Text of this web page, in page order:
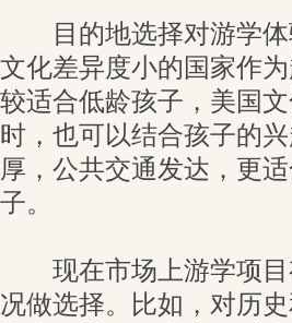
目的地选择对游学体
文化差异度小的国家作
较适合低龄孩子，美国
时，也可以结合孩子的
厚，公共交通发达，更
子。
现在市场上游学项目
况做选择。比如，对历